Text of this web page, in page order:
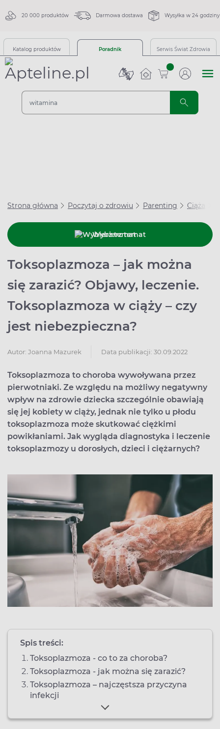
20 000 produktów Darmowa dostawa Wysyłka w 24 godziny
Katalog produktów Poradnik Serwis Świat Zdrowia
sztuk
Strona główna Poczytaj o zdrowiu Parenting Ciąża
Wybierz temat
Toksoplazmoza – jak można
się zarazić? Objawy, leczenie.
Toksoplazmoza w ciąży – czy
jest niebezpieczna?
Autor: Joanna Mazurek Data publikacji: 30.09.2022
Toksoplazmoza to choroba wywoływana przez
pierwotniaki. Ze względu na możliwy negatywny
wpływ na zdrowie dziecka szczególnie obawiają
się jej kobiety w ciąży, jednak nie tylko u płodu
toksoplazmoza może skutkować ciężkimi
powikłaniami. Jak wygląda diagnostyka i leczenie
toksoplazmozy u dorosłych, dzieci i ciężarnych?
Spis treści:
Toksoplazmoza - co to za choroba?
Toksoplazmoza - jak można się zarazić?
Toksoplazmoza – najczęstsza przyczyna
infekcji